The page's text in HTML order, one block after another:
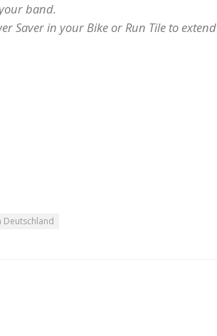
band.
Saver in your Bike or Run Tile to extend
Deutschland